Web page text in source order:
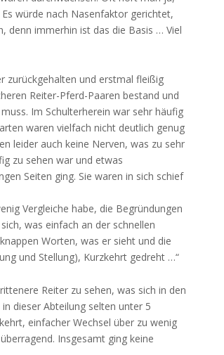
würde nach Nasenfaktor gerichtet,
denn immerhin ist das die Basis … Viel
zurückgehalten und erstmal fleißig
Reiter-Pferd-Paaren bestand und
Im Schulterherein war sehr häufig
waren vielfach nicht deutlich genug
leider auch keine Nerven, was zu sehr
zu sehen war und etwas
Seiten ging. Sie waren in sich schief
Vergleiche habe, die Begründungen
was einfach an der schnellen
Worten, was er sieht und die
und Stellung), Kurzkehrt gedreht …“
Reiter zu sehen, was sich in den
dieser Abteilung selten unter 5
einfacher Wechsel über zu wenig
Insgesamt ging keine